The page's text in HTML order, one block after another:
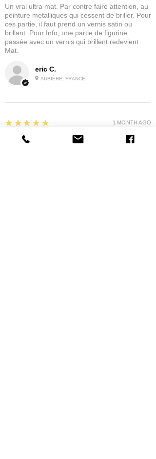
eric C.
AUBIÈRE, FRANCE
Un vrai ultra mat. Par contre faire attention, au
peinture metalliques qui cessent de briller. Pour
ces partie, il faut prend un vernis satin ou
brillant. Pour Info, une partie de figurine
passée avec un vernis qui brillent redevient
Mat.
5
★★★★★
tres bonne
1 MONTH AGO